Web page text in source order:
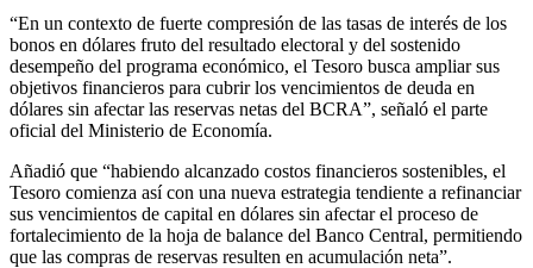
“En un contexto de fuerte compresión de las tasas de interés de los
bonos en dólares fruto del resultado electoral y del sostenido
desempeño del programa económico, el Tesoro busca ampliar sus
objetivos financieros para cubrir los vencimientos de deuda en
dólares sin afectar las reservas netas del BCRA”, señaló el parte
oficial del Ministerio de Economía.
Añadió que “habiendo alcanzado costos financieros sostenibles, el
Tesoro comienza así con una nueva estrategia tendiente a refinanciar
sus vencimientos de capital en dólares sin afectar el proceso de
fortalecimiento de la hoja de balance del Banco Central, permitiendo
que las compras de reservas resulten en acumulación neta”.